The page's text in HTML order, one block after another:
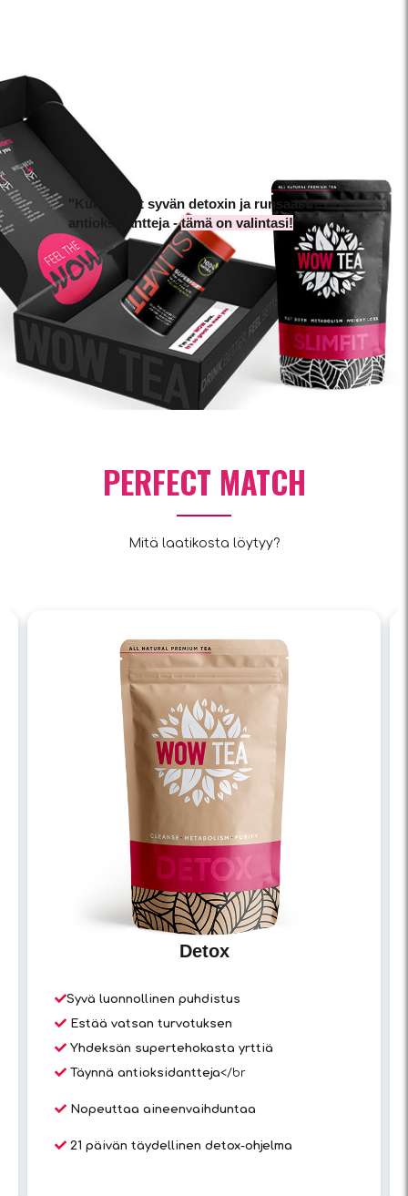
"Kun haluat syvän detoxin ja runsaasti
antioksidantteja -tämä on valintasi!"
PERFECT MATCH
Mitä laatikosta löytyy?
Detox
Syvä luonnollinen puhdistus
Estää vatsan turvotuksen
Yhdeksän supertehokasta yrttiä
Täynnä antioksidantteja</br
Nopeuttaa aineenvaihduntaa
21 päivän täydellinen detox-ohjelma